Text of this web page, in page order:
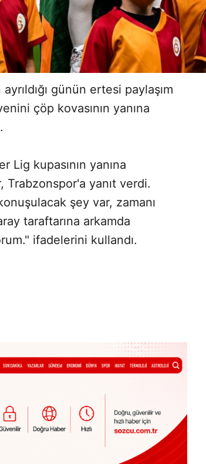
günün ertesi paylaşım
çöp kovasının yanına
Lig kupasının yanına
Trabzonspor'a yanıt verdi.
şey var, zamanı
taraftarına arkamda
ifadelerini kullandı.